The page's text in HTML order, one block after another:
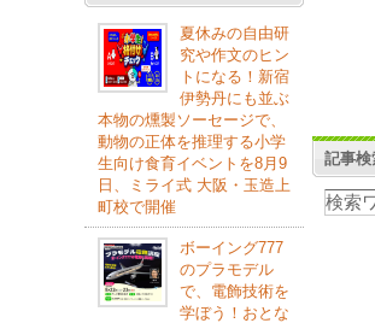
夏休みの自由研
究や作文のヒン
トになる！新宿
伊勢丹にも並ぶ
本物の燻製ソーセージで、
動物の正体を推理する小学
生向け食育イベントを8月9
日、ミライ式 大阪・玉造上
町校で開催
ボーイング777
のプラモデル
で、電飾技術を
学ぼう！おとな
記事検